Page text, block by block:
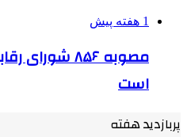
1 هفته پیش
مصوبه ۸۵۶
است
پربازدید هفته